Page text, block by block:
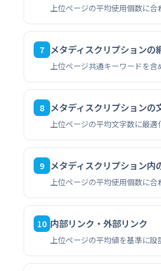
上位ページの平均使用個数に合
7 メタディスクリプションの
上位ページ共通キーワードを含
8 メタディスクリプションの
上位ページの平均文字数に最適
9 メタディスクリプション内
上位ページの平均使用個数に合
10 内部リンク・外部リンク
上位ページの平均値を基準に設